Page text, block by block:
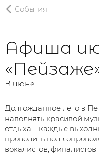
События
Афиша
В июне
Долгожданное лето в
наполнять красивой
отдыха – каждые
проводить под
вокалистов,